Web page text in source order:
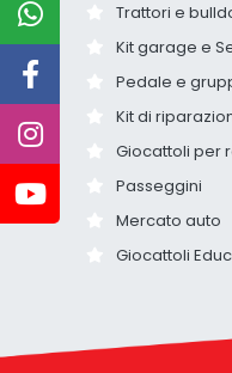
Trattori e
Kit garage e
Pedale e
Kit di
Giocattoli per
Passeggini
Mercato auto
Giocattoli